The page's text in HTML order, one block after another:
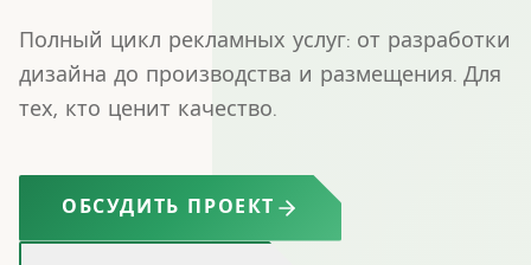
Полный цикл рекламных услуг: от разработки
дизайна до производства и размещения. Для
тех, кто ценит качество.
ОБСУДИТЬ ПРОЕКТ